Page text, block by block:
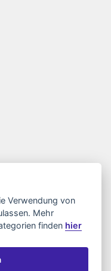
Internet media s.r.o.
Verwendung von
Mehr
finden hier